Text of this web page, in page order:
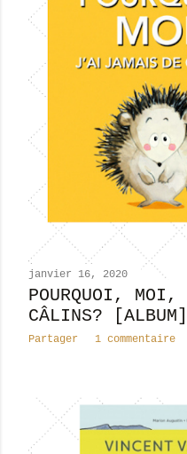
janvier 16, 2020
POURQUOI,
CÂLINS? [ALBUM]
Partager 1 commentaire